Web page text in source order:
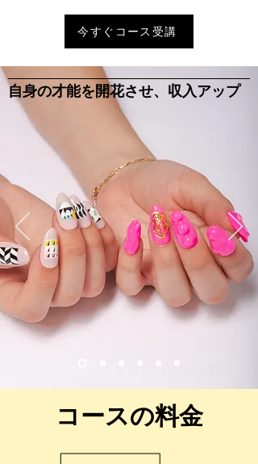
今すぐコース受講
自身の才能を開花させ、収入アップ
コースの料金